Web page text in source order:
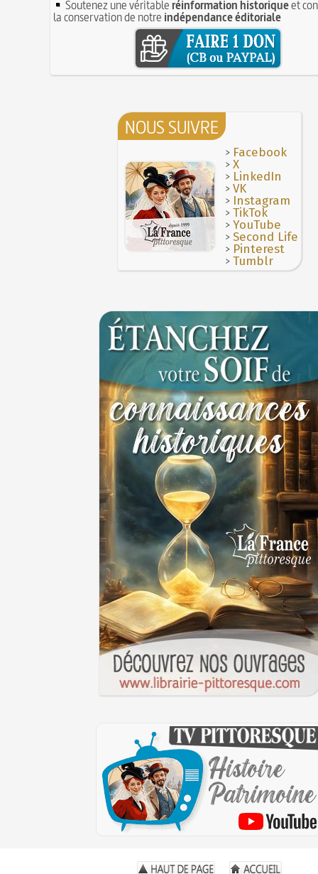
Soutenez une véritableréinformation historiqueet
la conservation de notre indépendance éditoriale
NOUS SUIVRE
> Facebook
>X
> LinkedIn
>VK
> Instagram
>TikTok
>YouTube
>Second Life
> Pinterest
>Tumblr